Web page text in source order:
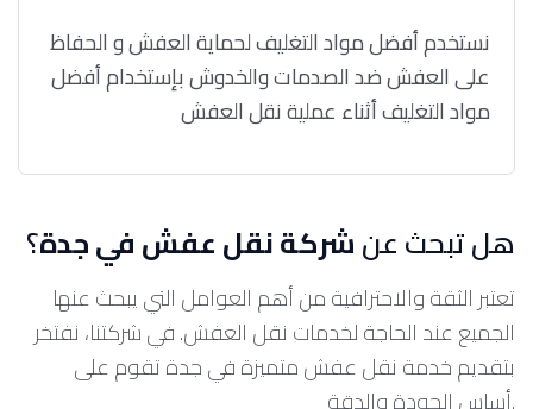
نستخدم أفضل مواد التغليف لحماية العفش و الحفاظ
على العفش ضد الصدمات والخدوش بإستخدام أفضل
مواد التغليف أثناء عملية نقل العفش
هل تبحث عنشركة نقل عفش في جدة؟
تعتبر الثقة والاحترافية من أهم العوامل التي يبحث عنها
الجميع عند الحاجة لخدمات نقل العفش. في شركتنا، نفتخر
بتقديم خدمة نقل عفش متميزة في جدة تقوم على